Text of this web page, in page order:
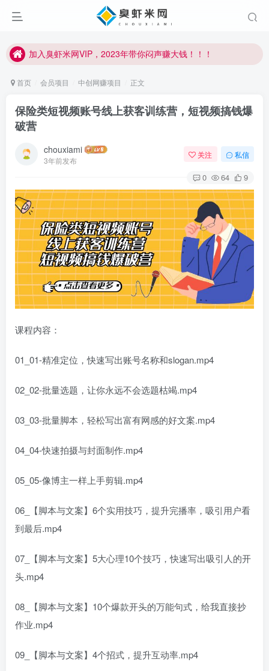
加入臭虾米网VIP，2023年带你闷声赚大钱！！！
加入臭虾米网VIP，2023年带你闷声赚大钱！！！
首页 会员项目 中创网赚项目 正文
保险类短视频账号线上获客训练营，短视频搞钱爆
破营
chouxiami
3年前发布
关注 私信
0 64 9
课程内容：
01_01-精准定位，快速写出账号名称和slogan.mp4
02_02-批量选题，让你永远不会选题枯竭.mp4
03_03-批量脚本，轻松写出富有网感的好文案.mp4
04_04-快速拍摄与封面制作.mp4
05_05-像博主一样上手剪辑.mp4
06_【脚本与文案】6个实用技巧，提升完播率，吸引用户看
到最后.mp4
07_【脚本与文案】5大心理10个技巧，快速写出吸引人的开
头.mp4
08_【脚本与文案】10个爆款开头的万能句式，给我直接抄
作业.mp4
09_【脚本与文案】4个招式，提升互动率.mp4